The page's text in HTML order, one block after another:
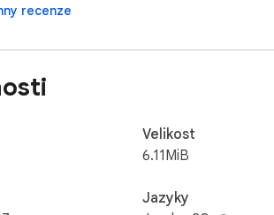
recenze
Velikost
6.11MiB
Jazyky